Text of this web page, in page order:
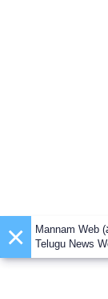
×
Mannam Web
Telugu News